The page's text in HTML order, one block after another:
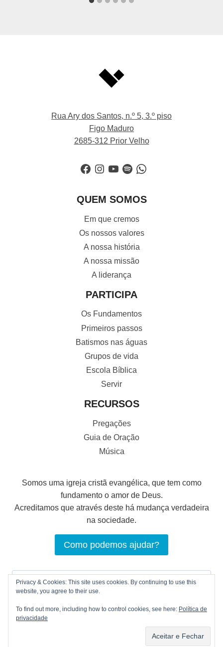
Rua Ary dos Santos, n.º 5, 3.º piso
Figo Maduro
2685-312 Prior Velho
Facebook
Instagram
YouTube
SpotifyWhatsApp
QUEM SOMOS
Em que cremos
Os nossos valores
A nossa história
A nossa missão
A liderança
PARTICIPA
Os Fundamentos
Primeiros passos
Batismos nas águas
Grupos de vida
Escola Bíblica
Servir
RECURSOS
Pregações
Guia de Oração
Música
Somos uma igreja cristã evangélica, que tem como
fundamento o amor de Deus.
Acreditamos que através deste há mudança verdadeira
na sociedade.
Como podemos ajudar?
Pesquisar
por:
© 2026 LOGOS Comunhão Cristã |
Privacy & Cookies: This site uses cookies. By continuing to use this
website, you agree to their use.
To find out more, including how to control cookies, see here: Política de
privacidade